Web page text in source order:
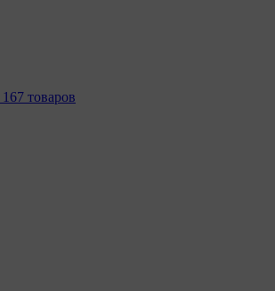
167 товаров